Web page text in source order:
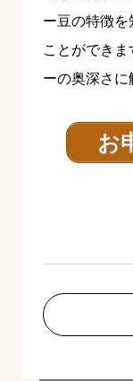
ー豆の特徴を
ことができま
ーの奥深さに
お